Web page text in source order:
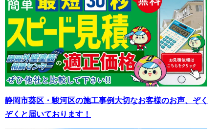
静岡市葵区・駿河区の施工事例 大切なお客様のお声、ぞく
ぞくと届いております！